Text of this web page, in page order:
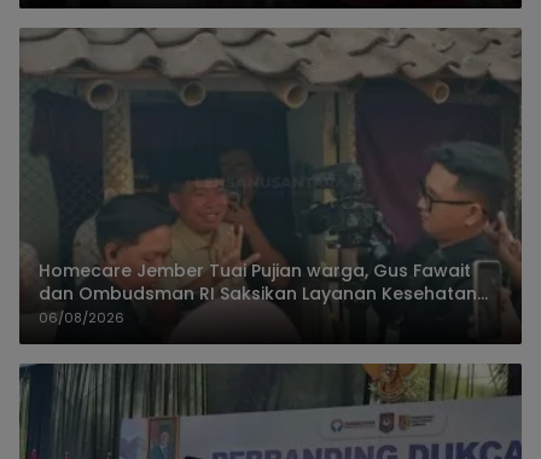
Homecare Jember Tuai Pujian warga, Gus Fawait
dan Ombudsman RI Saksikan Layanan Kesehatan
Rumah Pasien
06/08/2026